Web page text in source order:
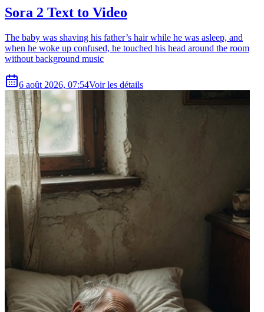
Sora 2 Text to Video
The baby was shaving his father’s hair while he was asleep, and
when he woke up confused, he touched his head around the room
without background music
6 août 2026, 07:54Voir les détails